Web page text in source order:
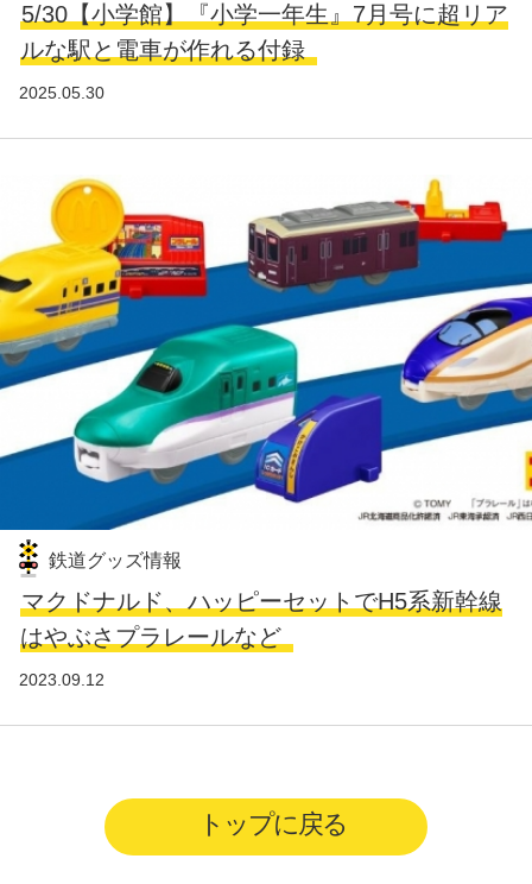
5/30【小学館】『小学一年生』7月号に超リア
ルな駅と電車が作れる付録
2025.05.30
鉄道グッズ情報
マクドナルド、ハッピーセットでH5系新幹線
はやぶさプラレールなど
2023.09.12
トップに戻る